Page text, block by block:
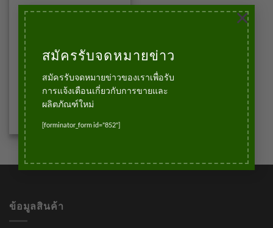
สมัครรับจดหมายข่าว
สมัครรับจดหมายข่าวของเราเพื่อรับ
การแจ้งเตือนเกี่ยวกับการขายและ
ผลิตภัณฑ์ใหม่
[forminator_form id="852"]
×
บัวเชิงผนัง
บัวอลูมิเนียมSK01N
ขนาด4นิ้วสีอลูมิเนียม (มีเส้น
ปิดหัวในตัว)
690.00฿ บาท
ข้อมูลสินค้า